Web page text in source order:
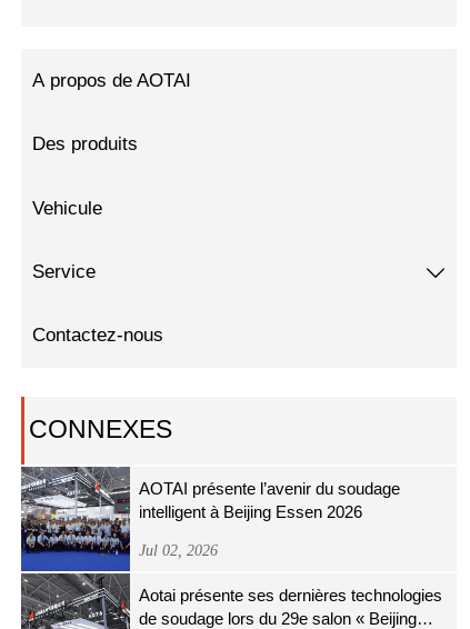
À propos de AOTAI
Des produits
Vehicule
Service 
Contactez-nous
CONNEXES
AOTAI présente l’avenir du soudage
intelligent à Beijing Essen 2026
Jul 02, 2026
Aotai présente ses dernières technologies
de soudage lors du 29e salon « Beijing